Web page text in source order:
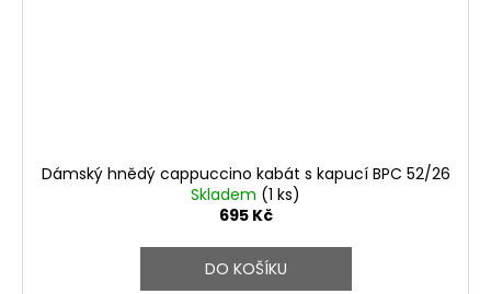
Dámský hnědý cappuccino kabát s kapucí BPC 52/26
Skladem (1 ks)
695 Kč
DO KOŠÍKU